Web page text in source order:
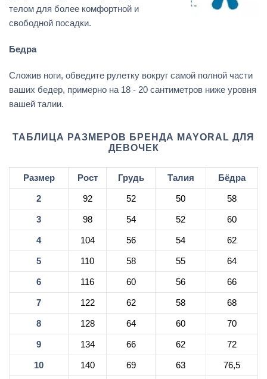
телом для более комфортной и
свободной посадки.
Бедра
Сложив ноги, обведите рулетку вокруг самой полной части
ваших бедер, примерно на 18 - 20 сантиметров ниже уровня
вашей талии.
ТАБЛИЦА РАЗМЕРОВ БРЕНДА MAYORAL ДЛЯ
ДЕВОЧЕК
Размер Рост Грудь Талия Бёдра
2 92 52 50 58
3 98 54 52 60
4 104 56 54 62
5 110 58 55 64
6 116 60 56 66
7 122 62 58 68
8 128 64 60 70
9 134 66 62 72
10 140 69 63 76,5